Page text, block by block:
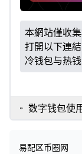
本網站僅收
打開以下連結
冷钱包与热
数字钱包使
创建到账提
易配区币圈网